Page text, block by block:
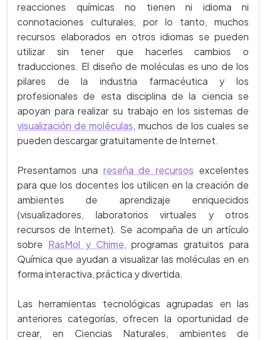
reacciones químicas no tienen ni idioma ni
connotaciones culturales, por lo tanto, muchos
recursos elaborados en otros idiomas se pueden
utilizar sin tener que hacerles cambios o
traducciones. El diseño de moléculas es uno de los
pilares de la industria farmacéutica y los
profesionales de esta disciplina de la ciencia se
apoyan para realizar su trabajo en los sistemas de
visualización de moléculas, muchos de los cuales se
pueden descargar gratuitamente de Internet.
Presentamos una reseña de recursos excelentes
para que los docentes los utilicen en la creación de
ambientes de aprendizaje enriquecidos
(visualizadores, laboratorios virtuales y otros
recursos de Internet). Se acompaña de un artículo
sobre RasMol y Chime, programas gratuitos para
Química que ayudan a visualizar las moléculas en en
forma interactiva, práctica y divertida.
Las herramientas tecnológicas agrupadas en las
anteriores categorías, ofrecen la oportunidad de
crear, en Ciencias Naturales, ambientes de